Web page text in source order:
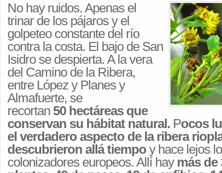
No hay ruidos. Apenas el
trinar de los pájaros y el
golpeteo constante del río
contra la costa. El bajo de San
Isidro se despierta. A la vera
del Camino de la Ribera,
entre López y Planes y
Almafuerte, se
recortan 50hectáreas que
conservan su hábitat natural. Pocos
el verdadero aspecto de la ribera
descubrieron allá tiempo y hace lejos
colonizadores europeos. Allí hay más de